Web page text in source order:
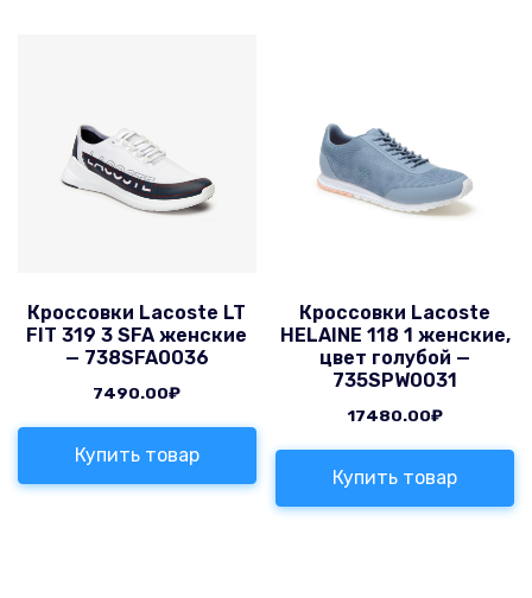
Кроссовки Lacoste LT
FIT 319 3 SFA женские
— 738SFA0036
7490.00₽
Купить товар
Кроссовки Lacoste
HELAINE 118 1 женские,
цвет голубой —
735SPW0031
17480.00₽
Купить товар